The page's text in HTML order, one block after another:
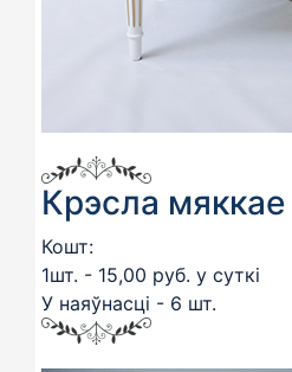
Крэсла
Кошт:
1шт. - 15,00 руб. у суткі
У наяўнасці - 6 шт.